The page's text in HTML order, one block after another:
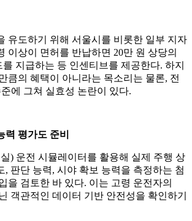
유도하기 위해 서울시를 비롯한 일부 지자
이상이 면허를 반납하면 20만 원 상당의
지급하는 등 인센티브를 제공한다. 하지
큼의 혜택이 아니라는 목소리는 물론, 전
에 그쳐 실효성 논란이 있다.
력 평가도 준비
) 운전 시뮬레이터를 활용해 실제 주행 상
, 판단 능력, 시야 확보 능력을 측정하는 첨
을 검토한 바 있다. 이는 고령 운전자의
객관적인 데이터 기반 안전성을 확인하기